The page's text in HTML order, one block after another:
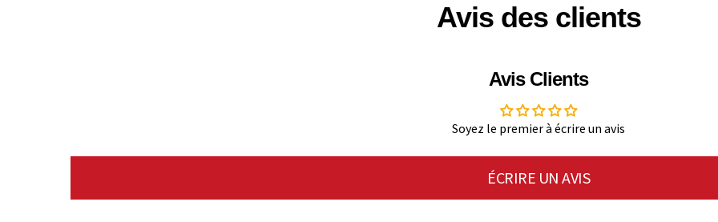
Avis des clients
Avis Clients
Soyez le premier à écrire un avis
ÉCRIRE UN AVIS